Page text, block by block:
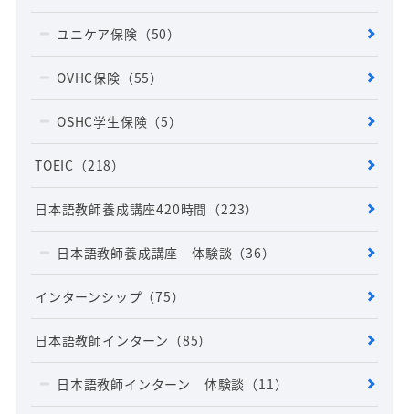
ユニケア保険 （50）
OVHC保険 （55）
OSHC学生保険 （5）
TOEIC （218）
日本語教師養成講座420時間 （223）
日本語教師養成講座 体験談 （36）
インターンシップ （75）
日本語教師インターン （85）
日本語教師インターン 体験談 （11）